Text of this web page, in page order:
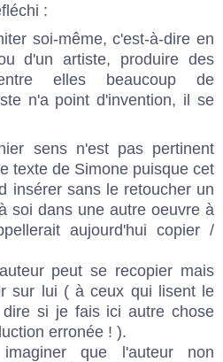
:
soi-même, c'est-à-dire en
d'un artiste, produire des
elles beaucoup de
n'a point d'invention, il se
sens n'est pas pertinent
texte de Simone puisque cet
insérer sans le retoucher un
soi dans une autre oeuvre à
aujourd'hui copier /
peut se recopier mais
sur lui ( à ceux qui lisent le
si je fais ici autre chose
erronée ! ).
que l'auteur non